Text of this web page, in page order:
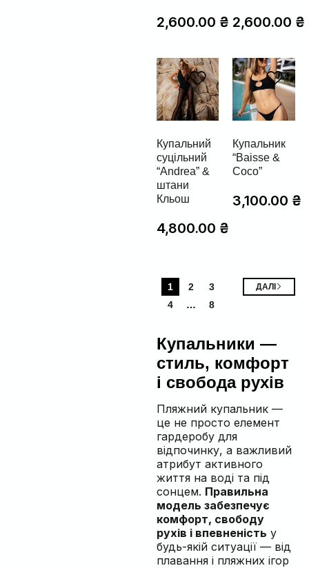
2,600.00 ₴ 2,600.00 ₴
Купальний
суцільний
“Andrea” &
штани
Кльош
4,800.00 ₴
Купальник
“Baisse &
Coco”
3,100.00 ₴
1 2
3
4
… 8
ДАЛІ
Купальники —
стиль, комфорт
і свобода рухів
Пляжний купальник —
це не просто елемент
гардеробу для
відпочинку, а важливий
атрибут активного
життя на воді та під
сонцем. Правильна
модель забезпечує
комфорт, свободу
рухів і впевненість у
будь-якій ситуації — від
плавання і пляжних ігор